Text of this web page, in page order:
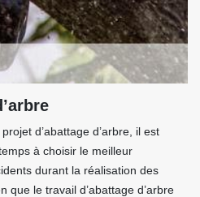
d’abattage d’arbre, il est
à choisir le meilleur
durant la réalisation des
que le travail d’abattage d’arbre